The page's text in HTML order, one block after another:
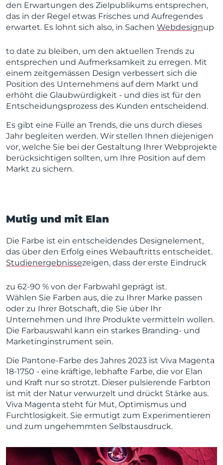
den Erwartungen des Zielpublikums entsprechen,
das in der Regel etwas Frisches und Aufregendes
erwartet. Es lohnt sich also, in Sachen Webdesignup
to date zu bleiben, um den aktuellen Trends zu
entsprechen und Aufmerksamkeit zu erregen. Mit
einem zeitgemässen Design verbessert sich die
Position des Unternehmens auf dem Markt und
erhöht die Glaubwürdigkeit - und dies ist für den
Entscheidungsprozess des Kunden entscheidend.
Es gibt eine Fülle an Trends, die uns durch dieses
Jahr begleiten werden. Wir stellen Ihnen diejenigen
vor, welche Sie bei der Gestaltung Ihrer Webprojekte
berücksichtigen sollten, um Ihre Position auf dem
Markt zu sichern.
Mutig und mit Elan
Die Farbe ist ein entscheidendes Designelement,
das über den Erfolg eines Webauftritts entscheidet.
Studienergebnissezeigen, dass der erste Eindruck
zu 62-90 % von der Farbwahl geprägt ist.
Wählen Sie Farben aus, die zu Ihrer Marke passen
oder zu Ihrer Botschaft, die Sie über Ihr
Unternehmen und Ihre Produkte vermitteln wollen.
Die Farbauswahl kann ein starkes Branding- und
Marketinginstrument sein.
Die Pantone-Farbe des Jahres 2023 ist Viva Magenta
18-1750 - eine kräftige, lebhafte Farbe, die vor Elan
und Kraft nur so strotzt. Dieser pulsierende Farbton
ist mit der Natur verwurzelt und drückt Stärke aus.
Viva Magenta steht für Mut, Optimismus und
Furchtlosigkeit. Sie ermutigt zum Experimentieren
und zum ungehemmten Selbstausdruck.